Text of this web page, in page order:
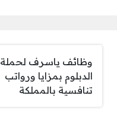
وظائف ياسرف لحملة
الدبلوم بمزايا ورواتب
تنافسية بالمملكة